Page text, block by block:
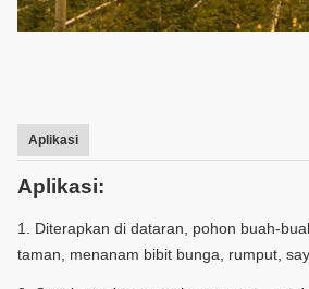
Aplikasi
Aplikasi:
1. Diterapkan di dataran, pohon buah-
taman, menanam bibit bunga, rumput,